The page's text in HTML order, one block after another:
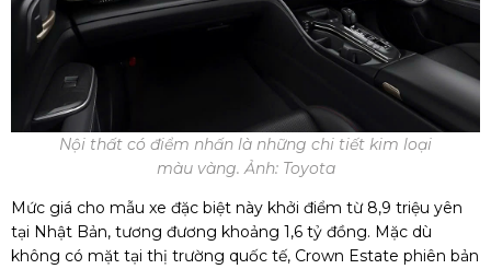
Nội thất có điểm nhấn là những chi tiết kim loại
màu vàng. Ảnh: Toyota
Mức giá cho mẫu xe đặc biệt này khởi điểm từ 8,9 triệu yên
tại Nhật Bản, tương đương khoảng 1,6 tỷ đồng. Mặc dù
không có mặt tại thị trường quốc tế, Crown Estate phiên bản